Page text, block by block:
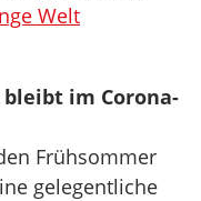
Welt
im Corona-
Frühsommer
gelegentliche